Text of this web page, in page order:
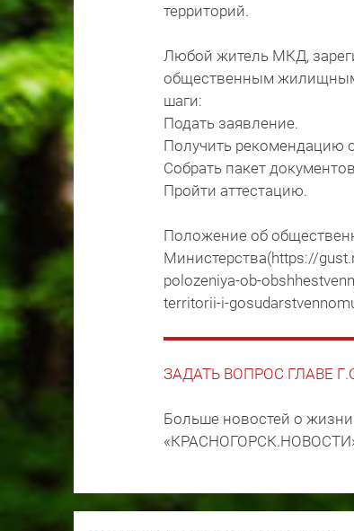
территорий.
Любой житель МКД,
общественным
шаги:
Подать заявление.
Получить рекомендацию
Собрать пакет
Пройти аттестацию.
Положение об
Министерства(https://
polozeniya-ob-
territorii-i-
ЗАДАТЬ ВОПРОС ГЛАВЕ
Больше новостей о